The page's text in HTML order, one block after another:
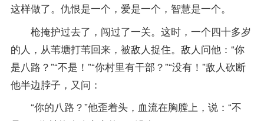
这样做了。仇恨是一个，爱是一个，智慧是一个。
枪掩护过去了，闯过了一关。这时，一个四十多岁
的人，从苇塘打苇回来，被敌人捉住。敌人问他：“你
是八路？”“不是！”“你村里有干部？”“没有！”敌人砍断
他半边脖子，又问：
“你的八路？”他歪着头，血流在胸膛上，说：“不